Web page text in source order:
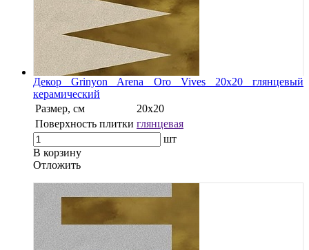
Декор Grinyon Arena Oro Vives 20x20 глянцевый
керамический
Размер, см
20x20
Поверхность плитки глянцевая
шт
В корзину
Oтложить